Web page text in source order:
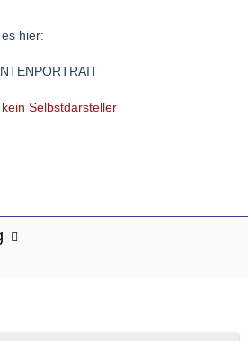
hier:
Selbstdarsteller